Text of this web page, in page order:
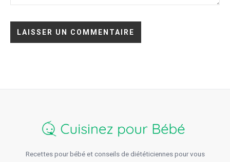
Recettes pour bébé et conseils de diététiciennes pour vous